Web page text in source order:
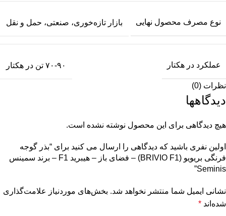
نوع مصرف محصول نهایی بازار تازه‌خوری، صنعتی، حمل و نقل
عملکرد در هکتار ۷۰-۹۰ تن در هکتار
نظرات (0)
دیدگاهها
هیچ دیدگاهی برای این محصول نوشته نشده است.
اولین نفری باشید که دیدگاهی را ارسال می کنید برای “بذر گوجه
فرنگی بریویو (BRIVIO F1) – فضای باز – هیبرید F1 – برند سمینس
Seminis”
نشانی ایمیل شما منتشر نخواهد شد. بخش‌های موردنیاز علامت‌گذاری
شده‌اند *